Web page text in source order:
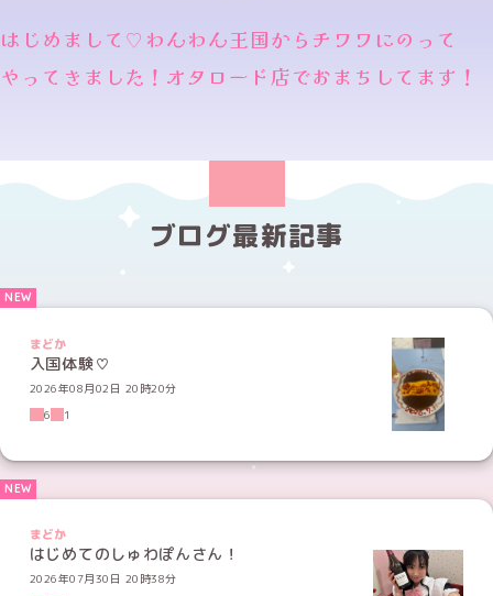
はじめまして♡わんわん王国からチワワにのって
やってきました！オタロード店でおまちしてます！
ブログ最新記事
まどか
入国体験♡
2026年08月02日 20時20分
6
1
まどか
はじめてのしゅわぽんさん！
2026年07月30日 20時38分